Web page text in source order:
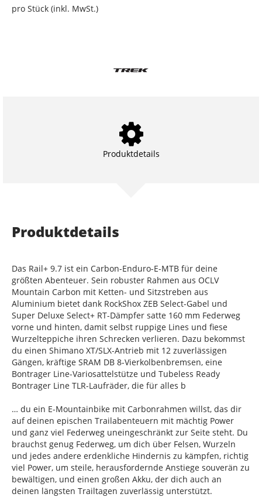
pro Stück (inkl. MwSt.)
Produktdetails
Produktdetails
Das Rail+ 9.7 ist ein Carbon-Enduro-E-MTB für deine
größten Abenteuer. Sein robuster Rahmen aus OCLV
Mountain Carbon mit Ketten- und Sitzstreben aus
Aluminium bietet dank RockShox ZEB Select-Gabel und
Super Deluxe Select+ RT-Dämpfer satte 160 mm Federweg
vorne und hinten, damit selbst ruppige Lines und fiese
Wurzelteppiche ihren Schrecken verlieren. Dazu bekommst
du einen Shimano XT/SLX-Antrieb mit 12 zuverlässigen
Gängen, kräftige SRAM DB 8-Vierkolbenbremsen, eine
Bontrager Line-Variosattelstütze und Tubeless Ready
Bontrager Line TLR-Laufräder, die für alles b
… du ein E-Mountainbike mit Carbonrahmen willst, das dir
auf deinen epischen Trailabenteuern mit mächtig Power
und ganz viel Federweg uneingeschränkt zur Seite steht. Du
brauchst genug Federweg, um dich über Felsen, Wurzeln
und jedes andere erdenkliche Hindernis zu kämpfen, richtig
viel Power, um steile, herausfordernde Anstiege souverän zu
bewältigen, und einen großen Akku, der dich auch an
deinen längsten Trailtagen zuverlässig unterstützt.